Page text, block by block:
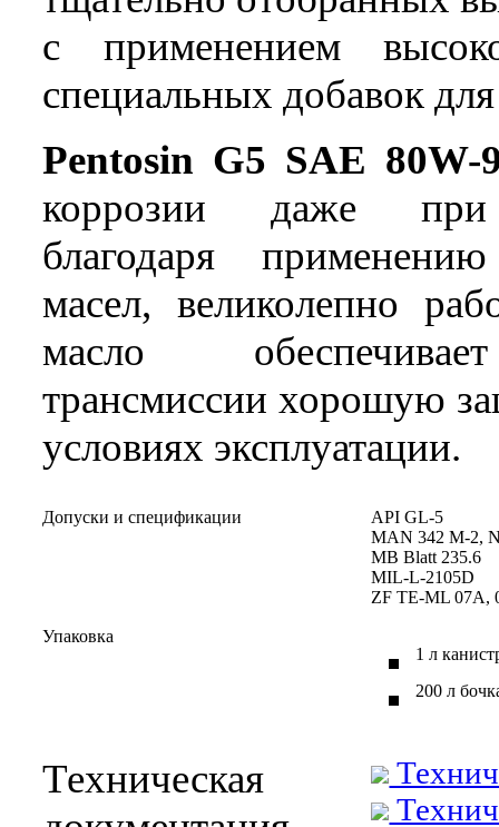
с применением
специальных добавок
Pentosin G5 SAE 80W-
коррозии даже при
благодаря
масел, великолепно
масло
трансмиссии хорошую
условиях эксплуатации.
Допуски и спецификации
API GL-5
MAN 342 M-2,
MB Blatt 235.6
MIL-L-2105D
ZF TE-ML 07A,
Упаковка
1 л
200 л
Техническая